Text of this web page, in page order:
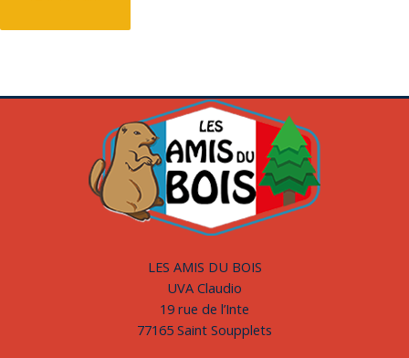
LES AMIS DU BOIS
UVA Claudio
19 rue de l’Inte
77165 Saint Soupplets